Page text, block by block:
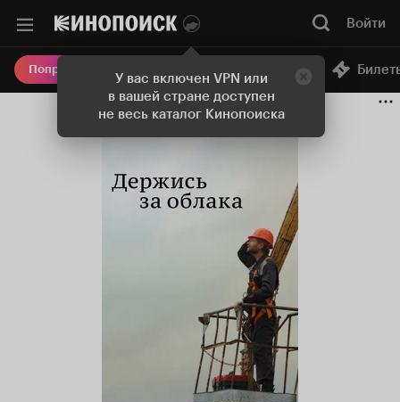
У вас включен VPN или
в вашей стране доступен
не весь каталог Кинопоиска
Войти
Попробовать Плюс Онлайн-кинотеатр